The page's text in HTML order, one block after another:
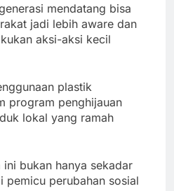
mendatang bisa
jadi lebih aware dan
aksi-aksi kecil
plastik
program penghijauan
lokal yang ramah
bukan hanya sekadar
pemicu perubahan sosial